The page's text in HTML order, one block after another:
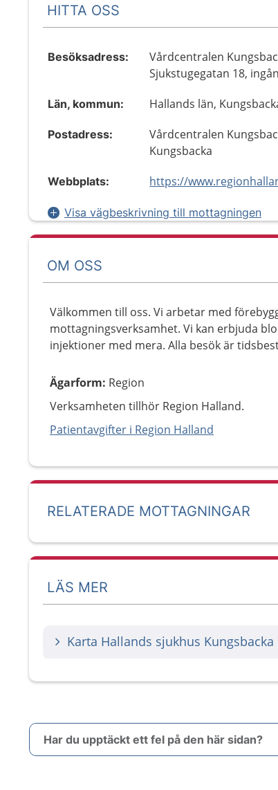
HITTA OSS
Besöksadress:
Vårdcentralen
Sjukstugegatan 18,
Län, kommun: Hallands län,
Postadress:
Vårdcentralen
Kungsbacka
Webbplats:
Visa vägbeskrivning till mottagningen
OM OSS
Välkommen till oss. Vi arbetar med
mottagningsverksamhet. Vi kan erbjuda
injektioner med mera. Alla besök är
Ägarform: Region
Verksamheten tillhör Region Halland.
Patientavgifter i Region Halland
RELATERADE MOTTAGNINGAR
LÄS MER
Karta Hallands sjukhus Kungsbacka
Har du upptäckt ett fel på den här sidan?